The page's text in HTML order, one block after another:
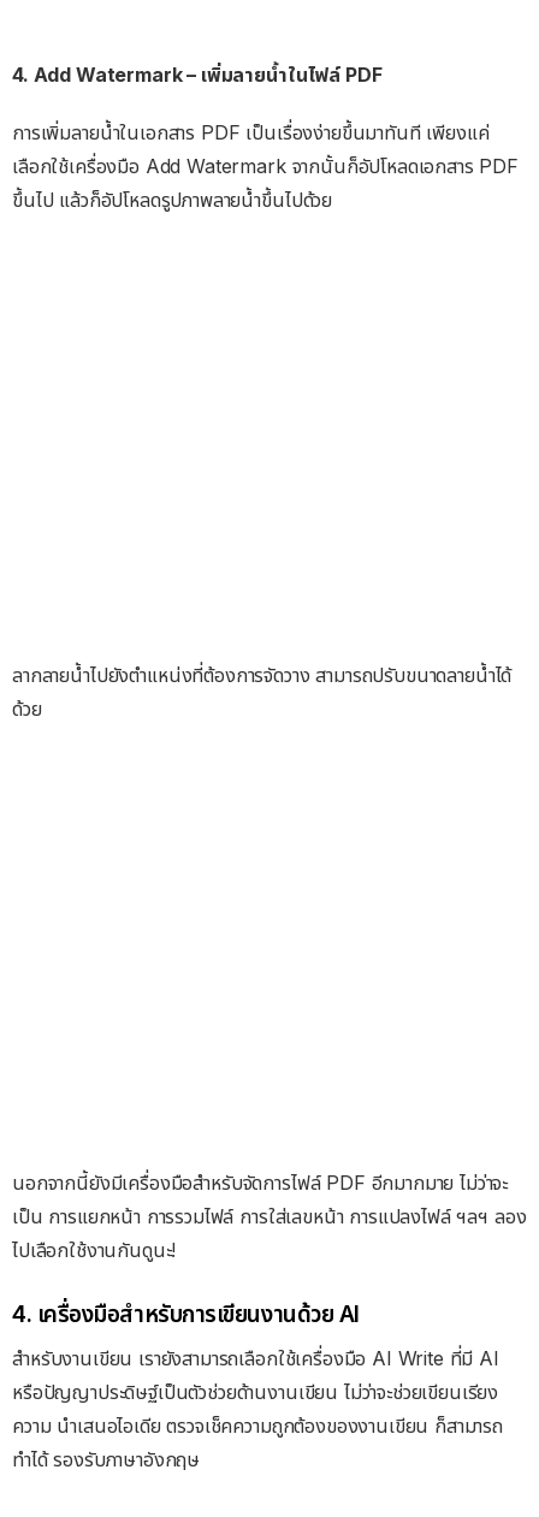
4. Add Watermark – เพิ่มลายน้ำในไฟล์ PDF
การเพิ่มลายน้ำในเอกสาร PDF เป็นเรื่องง่ายขึ้นมาทันที เพียงแค่
เลือกใช้เครื่องมือ Add Watermark จากนั้นก็อัปโหลดเอกสาร PDF
ขึ้นไป แล้วก็อัปโหลดรูปภาพลายน้ำขึ้นไปด้วย
ลากลายน้ำไปยังตำแหน่งที่ต้องการจัดวาง สามารถปรับขนาดลายน้ำได้
ด้วย
นอกจากนี้ยังมีเครื่องมือสำหรับจัดการไฟล์ PDF อีกมากมาย ไม่ว่าจะ
เป็น การแยกหน้า การรวมไฟล์ การใส่เลขหน้า การแปลงไฟล์ ฯลฯ ลอง
ไปเลือกใช้งานกันดูนะ!
4. เครื่องมือสำหรับการเขียนงานด้วย AI
สำหรับงานเขียน เรายังสามารถเลือกใช้เครื่องมือ AI Write ที่มี AI
หรือปัญญาประดิษฐ์เป็นตัวช่วยด้านงานเขียน ไม่ว่าจะช่วยเขียนเรียง
ความ นำเสนอไอเดีย ตรวจเช็คความถูกต้องของงานเขียน ก็สามารถ
ทำได้ รองรับภาษาอังกฤษ